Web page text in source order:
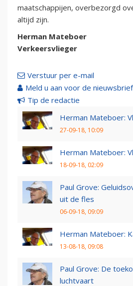
maatschappijen, overbezorgd
altijd zijn.
Herman Mateboer
Verkeersvlieger
Verstuur per e-mail
Meld u aan voor de nieuwsbrief
Tip de redactie
Herman Mateboer:
27-09-18, 10:09
Herman Mateboer:
18-09-18, 02:09
Paul Grove:
uit de fles
06-09-18, 09:09
Herman Mateboer:
13-08-18, 09:08
Paul Grove: De
luchtvaart